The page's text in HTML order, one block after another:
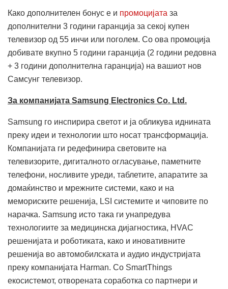
Како дополнителен бонус е и промоцијата за
дополнителни 3 години гаранција за секој купен
телевизор од 55 инчи или поголем. Со ова промоција
добивате вкупно 5 години гаранција (2 години редовна
+ 3 години дополнителна гаранција) на вашиот нов
Самсунг телевизор.
За компанијата Samsung Electronics Co. Ltd.
Samsung го инспирира светот и ја обликува иднината
преку идеи и технологии што носат трансформација.
Компанијата ги редефинира световите на
телевизорите, дигиталното огласување, паметните
телефони, носливите уреди, таблетите, апаратите за
домаќинство и мрежните системи, како и на
мемориските решенија, LSI системите и чиповите по
нарачка. Samsung исто така ги унапредува
технологиите за медицинска дијагностика, HVAC
решенијата и роботиката, како и иновативните
решенија во автомобилската и аудио индустријата
преку компанијата Harman. Со SmartThings
екосистемот, отворената соработка со партнери и